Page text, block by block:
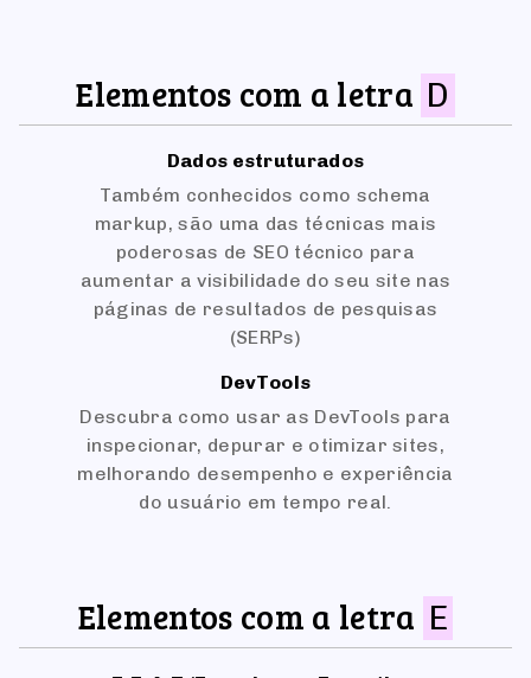
Elementos com a letra D
Dados estruturados
Também conhecidos como schema
markup, são uma das técnicas mais
poderosas de SEO técnico para
aumentar a visibilidade do seu site nas
páginas de resultados de pesquisas
(SERPs)
DevTools
Descubra como usar as DevTools para
inspecionar, depurar e otimizar sites,
melhorando desempenho e experiência
do usuário em tempo real.
Elementos com a letra E